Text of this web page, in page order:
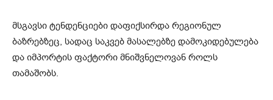
მსგავსი ტენდენციები დაფიქსირდა რეგიონულ
ბაზრებზეც, სადაც საკვებ მასალებზე დამოკიდებულება
და იმპორტის ფაქტორი მნიშვნელოვან როლს
თამაშობს.